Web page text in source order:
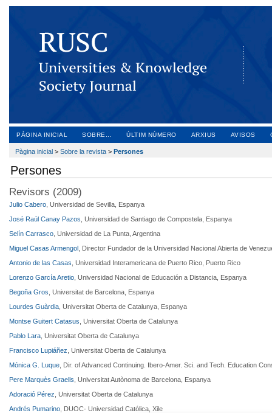
PÀGINA INICIAL SOBRE... ÚLTIM NÚMERO ARXIUS AVISOS
Pàgina inicial > Sobre la revista > Persones
Persones
Revisors (2009)
Julio Cabero , Universidad de Sevilla, Espanya
José Raúl Canay Pazos , Universidad de Santiago de Compostela, Espanya
Selín Carrasco , Universidad de La Punta, Argentina
Miguel Casas Armengol , Director Fundador de la Universidad Nacional Abierta de
Antonio de las Casas , Universidad Interamericana de Puerto Rico, Puerto Rico
Lorenzo García Aretio , Universidad Nacional de Educación a Distancia, Espanya
Begoña Gros , Universitat de Barcelona, Espanya
Lourdes Guàrdia , Universitat Oberta de Catalunya, Espanya
Montse Guitert Catasus , Universitat Oberta de Catalunya
Pablo Lara , Universitat Oberta de Catalunya
Francisco Lupiáñez , Universitat Oberta de Catalunya
Mónica G. Luque , Dir. of Advanced Continuing. Ibero-Amer. Sci. and Tech. Education
Pere Marquès Graells , Universitat Autònoma de Barcelona, Espanya
Adoració Pérez , Universitat Oberta de Catalunya
Andrés Pumarino , DUOC- Universidad Católica, Xile